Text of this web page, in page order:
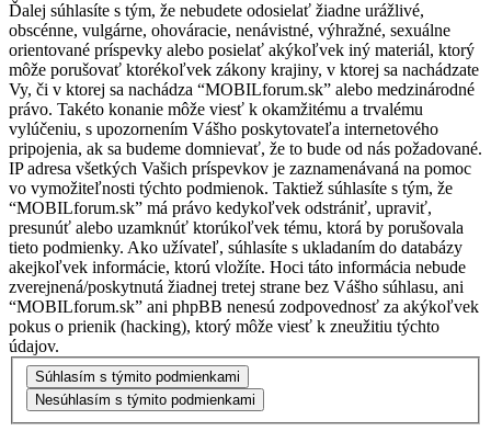
Ďalej súhlasíte s tým, že nebudete odosielať žiadne urážlivé,
obscénne, vulgárne, ohováracie, nenávistné, výhražné, sexuálne
orientované príspevky alebo posielať akýkoľvek iný materiál, ktorý
môže porušovať ktorékoľvek zákony krajiny, v ktorej sa nachádzate
Vy, či v ktorej sa nachádza “MOBILforum.sk” alebo medzinárodné
právo. Takéto konanie môže viesť k okamžitému a trvalému
vylúčeniu, s upozornením Vášho poskytovateľa internetového
pripojenia, ak sa budeme domnievať, že to bude od nás požadované.
IP adresa všetkých Vašich príspevkov je zaznamenávaná na pomoc
vo vymožiteľnosti týchto podmienok. Taktiež súhlasíte s tým, že
“MOBILforum.sk” má právo kedykoľvek odstrániť, upraviť,
presunúť alebo uzamknúť ktorúkoľvek tému, ktorá by porušovala
tieto podmienky. Ako užívateľ, súhlasíte s ukladaním do databázy
akejkoľvek informácie, ktorú vložíte. Hoci táto informácia nebude
zverejnená/poskytnutá žiadnej tretej strane bez Vášho súhlasu, ani
“MOBILforum.sk” ani phpBB nenesú zodpovednosť za akýkoľvek
pokus o prienik (hacking), ktorý môže viesť k zneužitiu týchto
údajov.